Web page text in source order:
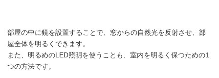
部屋の中に鏡を設置することで、窓からの自然光を反射させ、部
屋全体を明るくできます。
また、明るめのLED照明を使うことも、室内を明るく保つための1
つの方法です。